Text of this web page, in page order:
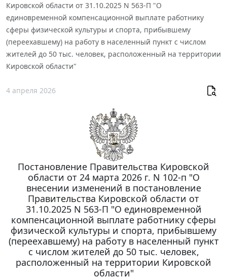
Кировской области от 31.10.2025 N 563-П "О
единовременной компенсационной выплате работнику
сферы физической культуры и спорта, прибывшему
(переехавшему) на работу в населенный пункт с числом
жителей до 50 тыс. человек, расположенный на территории
Кировской области"
4 апреля 2026
Постановление Правительства Кировской
области от 24 марта 2026 г. N 102-п "О
внесении изменений в постановление
Правительства Кировской области от
31.10.2025 N 563-П "О единовременной
компенсационной выплате работнику сферы
физической культуры и спорта, прибывшему
(переехавшему) на работу в населенный пункт
с числом жителей до 50 тыс. человек,
расположенный на территории Кировской
области"